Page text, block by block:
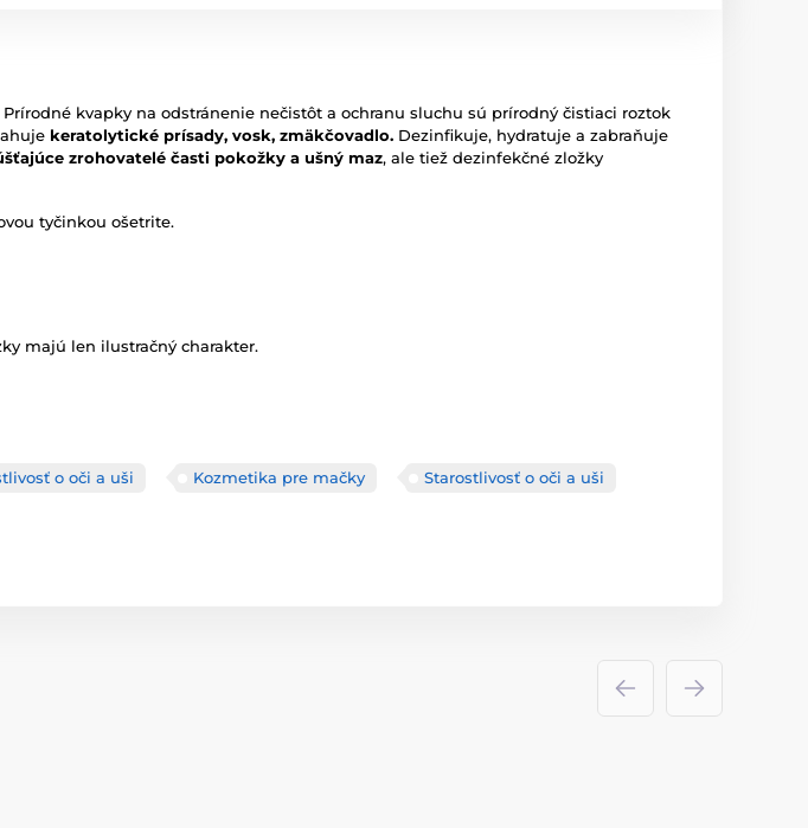
kvapky na odstránenie nečistôt a ochranu sluchu sú prírodný čistiaci roztok
keratolytické prísady, vosk, zmäkčovadlo. Dezinfikuje, hydratuje a zabraňuje
zrohovatelé časti pokožky a ušný maz, ale tiež dezinfekčné zložky
tyčinkou ošetrite.
majú len ilustračný charakter.
o oči a uši Kozmetika pre mačky Starostlivosť o oči a uši